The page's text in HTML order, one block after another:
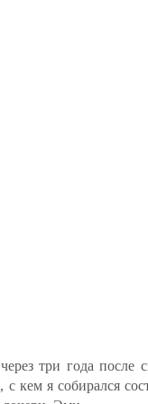
три года
кем я собирался